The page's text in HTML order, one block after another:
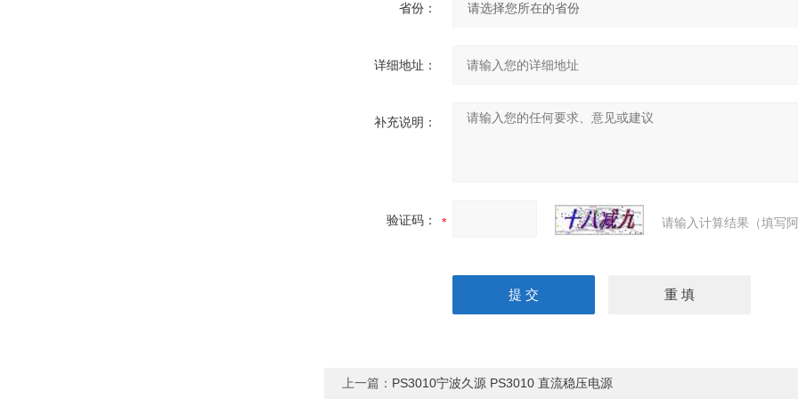
省份：
详细地址：
补充说明：
验证码： 请输入计算结果（填写
上一篇： PS3010宁波久源 PS3010 直流稳压电源